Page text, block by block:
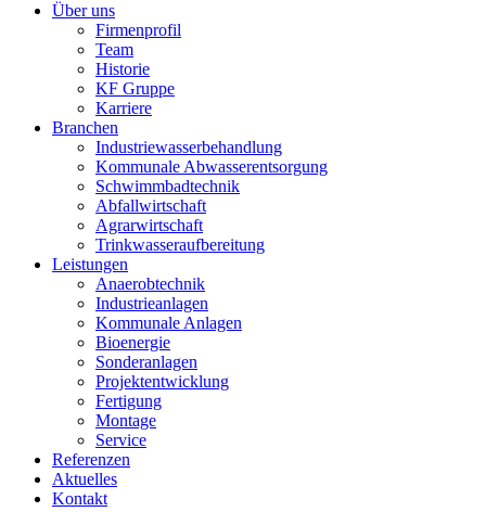
Über uns
Firmenprofil
Team
Historie
KF Gruppe
Karriere
Branchen
Industriewasserbehandlung
Kommunale Abwasserentsorgung
Schwimmbadtechnik
Abfallwirtschaft
Agrarwirtschaft
Trinkwasseraufbereitung
Leistungen
Anaerobtechnik
Industrieanlagen
Kommunale Anlagen
Bioenergie
Sonderanlagen
Projektentwicklung
Fertigung
Montage
Service
Referenzen
Aktuelles
Kontakt